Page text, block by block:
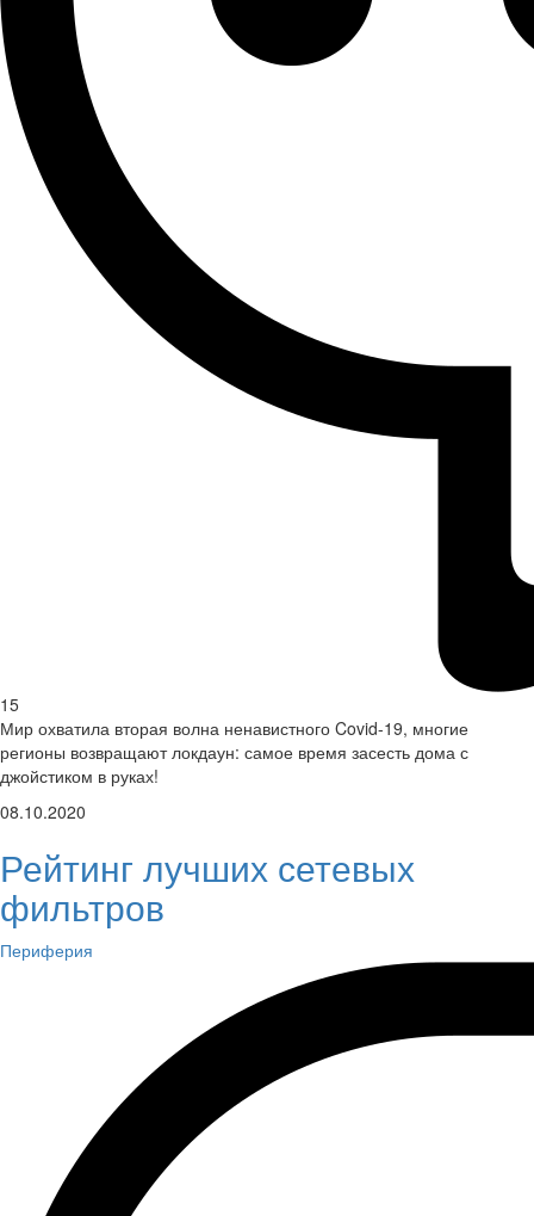
15
Мир охватила вторая волна ненавистного Covid-19, многие
регионы возвращают локдаун: самое время засесть дома с
джойстиком в руках!
08.10.2020
Рейтинг лучших сетевых
фильтров
Периферия